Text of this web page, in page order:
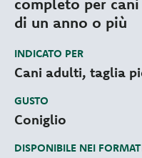
completo per
di un anno o più
INDICATO PER
Cani adulti, taglia
GUSTO
Coniglio
DISPONIBILE NEI